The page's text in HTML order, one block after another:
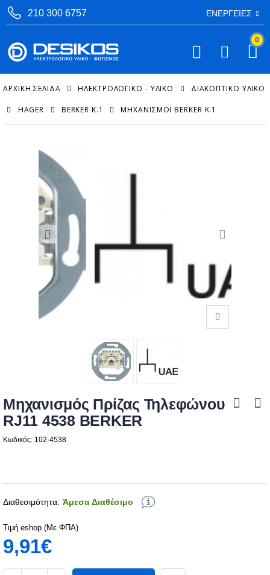
210 300 6757 ΕΝΈΡΓΕΙΕΣ
0
ΑΡΧΙΚΉ ΣΕΛΊΔΑ ΗΛΕΚΤΡΟΛΟΓΙΚΟ - ΥΛΙΚΟ ΔΙΑΚΟΠΤΙΚΌ ΥΛΙΚΌ
HAGER BERKER K.1 ΜΗΧΑΝΙΣΜΟΊ BERKER K.1
Μηχανισμός Πρίζας Τηλεφώνου
RJ11 4538 BERKER
Κωδικός: 102-4538
Διαθεσιμότητα: Άμεσα Διαθέσιμο
Τιμή eshop (Με ΦΠΑ)
9,91€